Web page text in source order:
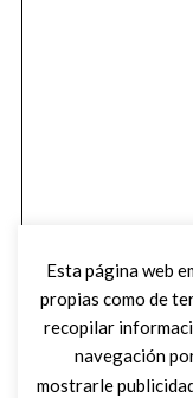
Esta página web
propias como de
recopilar
navegación
mostrarle